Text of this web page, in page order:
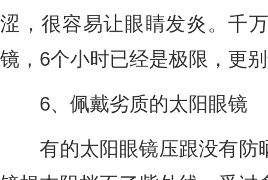
涩，很容易让眼睛发炎。千
镜，6个小时已经是极限，更
6、佩戴劣质的太阳眼镜
有的太阳眼镜压跟没有防